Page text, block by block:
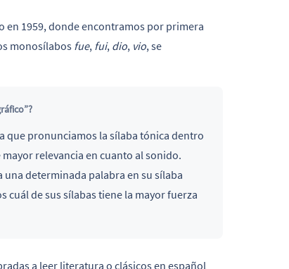
en 1959, donde encontramos por primera
monosílabosfue, fui, dio, vio, se
que pronunciamos la sílaba tónica dentro
relevancia en cuanto al sonido.
una determinada palabra en su sílaba
cuál de sus sílabas tiene la mayor fuerza
a leer literatura o clásicos en español